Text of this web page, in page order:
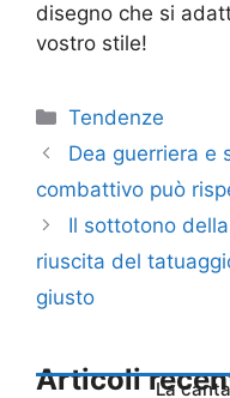
disegno che si
vostro stile!
Categorie
Tendenze
Dea guerriera e
combattivo può
Il sottotono
riuscita del
giusto
Articoli
La